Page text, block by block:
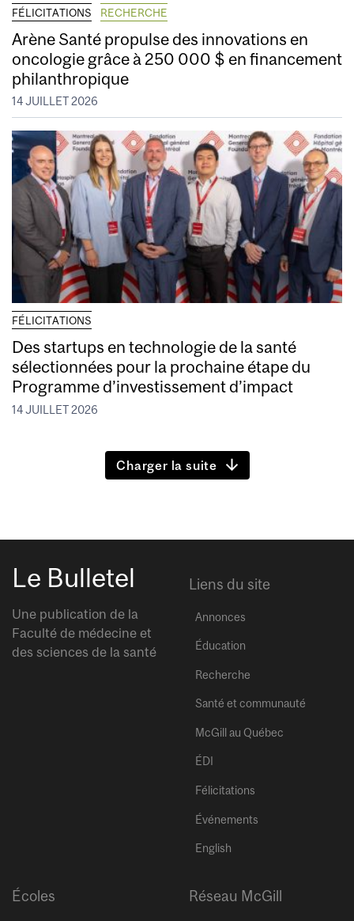
FÉLICITATIONS RECHERCHE
Arène Santé propulse des innovations en
oncologie grâce à 250 000 $ en financement
philanthropique
14 JUILLET 2026
FÉLICITATIONS
Des startups en technologie de la santé
sélectionnées pour la prochaine étape du
Programme d’investissement d’impact
14 JUILLET 2026
Charger la suite
Le Bulletel
Une publication de la
Faculté de médecine et
des sciences de la santé
Liens du site
Annonces
Éducation
Recherche
Santé et communauté
McGill au Québec
ÉDI
Félicitations
Événements
English
Écoles Réseau McGill